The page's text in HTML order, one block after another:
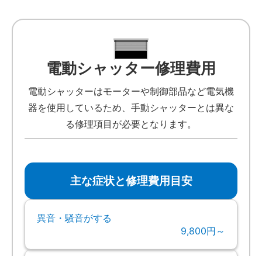
電動シャッター修理費用
電動シャッターはモーターや制御部品など電気機
器を使用しているため、手動シャッターとは異な
る修理項目が必要となります。
主な症状と修理費用目安
異音・騒音がする
9,800円～